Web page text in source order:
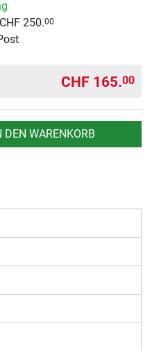
250.00
CHF 165.00
DEN WARENKORB